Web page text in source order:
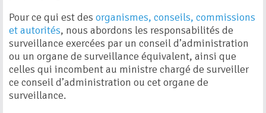
Pour ce qui est des organismes, conseils, commissions
et autorités, nous abordons les responsabilités de
surveillance exercées par un conseil d’administration
ou un organe de surveillance équivalent, ainsi que
celles qui incombent au ministre chargé de surveiller
ce conseil d’administration ou cet organe de
surveillance.